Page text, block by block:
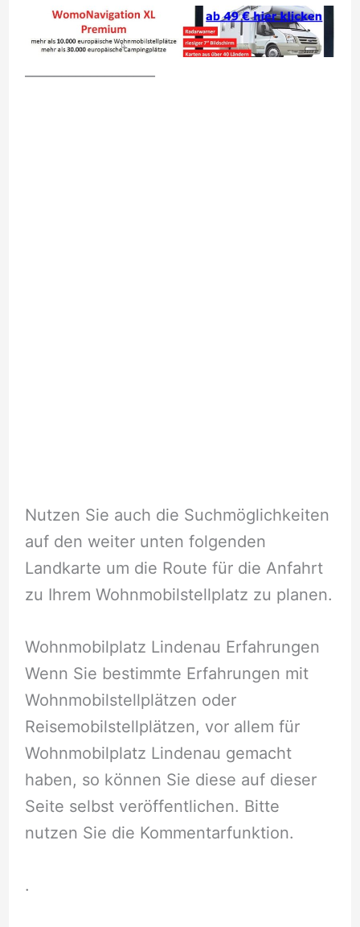
Nutzen Sie auch die Suchmöglichkeiten
auf den weiter unten folgenden
Landkarte um die Route für die Anfahrt
zu Ihrem Wohnmobilstellplatz zu planen.
Wohnmobilplatz Lindenau Erfahrungen
Wenn Sie bestimmte Erfahrungen mit
Wohnmobilstellplätzen oder
Reisemobilstellplätzen, vor allem für
Wohnmobilplatz Lindenau gemacht
haben, so können Sie diese auf dieser
Seite selbst veröffentlichen. Bitte
nutzen Sie die Kommentarfunktion.
.